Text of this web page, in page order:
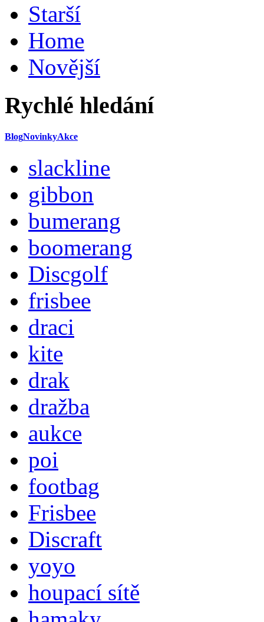
Starší
Home
Novější
Rychlé hledání
BlogNovinkyAkce
slackline
gibbon
bumerang
boomerang
Discgolf
frisbee
draci
kite
drak
dražba
aukce
poi
footbag
Frisbee
Discraft
yoyo
houpací sítě